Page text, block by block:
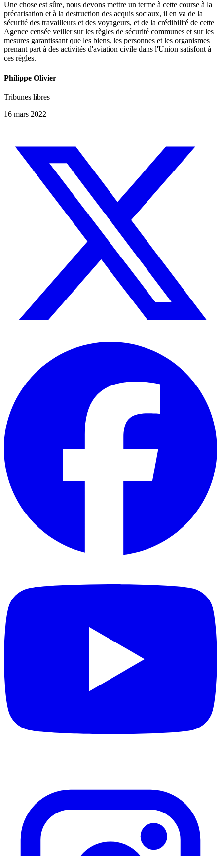
Une chose est sûre, nous devons mettre un terme à cette course à la
précarisation et à la destruction des acquis sociaux, il en va de la
sécurité des travailleurs et des voyageurs, et de la crédibilité de cette
Agence censée veiller sur les règles de sécurité communes et sur les
mesures garantissant que les biens, les personnes et les organismes
prenant part à des activités d'aviation civile dans l'Union satisfont à
ces règles.
Philippe Olivier
Tribunes libres
16 mars 2022